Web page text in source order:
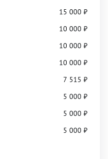
15 000 ₽
10 000 ₽
10 000 ₽
10 000 ₽
7 515 ₽
5 000 ₽
5 000 ₽
5 000 ₽